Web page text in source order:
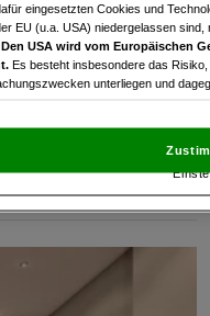
m.b.H.
eingesetzten Cookies und
EU (u.a. USA) niedergelassen
Den USA wird vom Europäischen
Es besteht insbesondere das
unterliegen und
gegen die Verarbeitung auf der
die sich auf jeder Seite
genauer Standortdaten.
auf einem Endgerät.
von Inhalten,